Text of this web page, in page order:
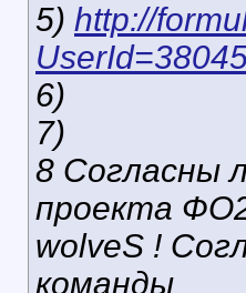
5) http://
6)
7)
8 Согласны
проекта
wolveS !
команды